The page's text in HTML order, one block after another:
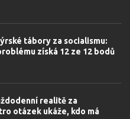
tábory za socialismu:
získá 12 ze 12 bodů
realitě za
otázek ukáže, kdo má